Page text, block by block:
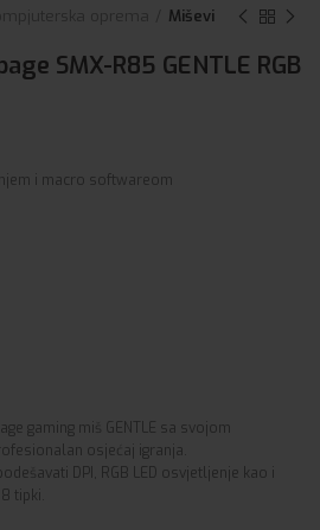
Miševi
SMX-R85 GENTLE RGB
i macro softwareom
gaming miš GENTLE sa svojom
osjećaj igranja.
DPI, RGB LED osvjetljenje kao i
tipki.